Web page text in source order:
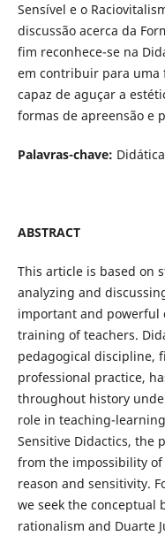
Sensível e o
discussão acerca da
fim reconhece-se na
em contribuir para uma
capaz de aguçar a
formas de apreensão e
Palavras-chave:
ABSTRACT
This article is based on
analyzing and
important and powerful
training of teachers.
pedagogical discipline,
professional practice,
throughout history
role in teaching-
Sensitive Didactics, the
from the impossibility
reason and sensitivity.
we seek the conceptual
rationalism and Duarte